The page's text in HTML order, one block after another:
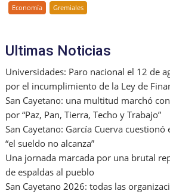
Economía Gremiales
Ultimas Noticias
Universidades: Paro nacional el 12 de
por el incumplimiento de la Ley de
San Cayetano: una multitud marchó
por “Paz, Pan, Tierra, Techo y Trabajo”
San Cayetano: García Cuerva
“el sueldo no alcanza”
Una jornada marcada por una brutal
de espaldas al pueblo
San Cayetano 2026: todas las